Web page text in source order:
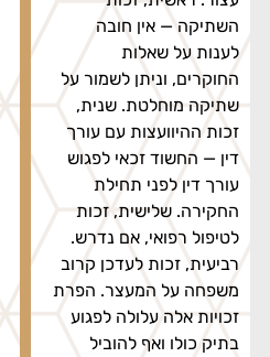
השתיקה — אין חובה
לענות על שאלות
החוקרים, וניתן לשמור על
שתיקה מוחלטת. שנית,
זכות ההיוועצות עם עורך
דין — החשוד זכאי לפגוש
עורך דין לפני תחילת
החקירה. שלישית, זכות
לטיפול רפואי, אם נדרש.
רביעית, זכות לעדכן קרוב
משפחה על המעצר. הפרת
זכויות אלה עלולה לפגוע
בתיק כולו ואף להוביל